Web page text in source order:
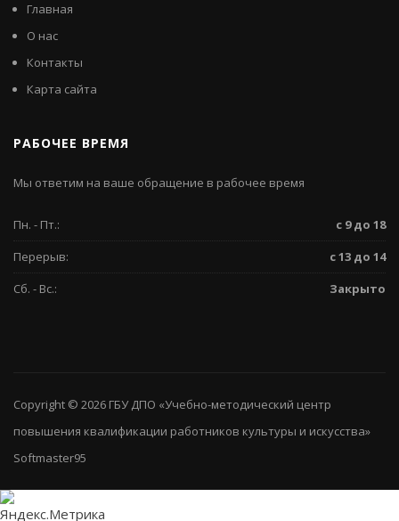
Главная
О нас
Контакты
Карта сайта
РАБОЧЕЕ ВРЕМЯ
Мы ответим на ваше обращение в рабочее время
Пн. - Пт.:
с 9 до 18
Перерыв:
с 13 до 14
Сб. - Вс.:
Закрыто
Copyright © 2026 ГБУ ДПО «Учебно-методический центр
повышения квалификации работников культуры и искусства»
Softmaster95